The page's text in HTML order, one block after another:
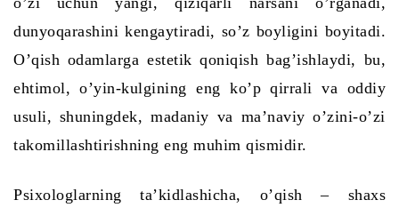
dunyoqarashini kengaytiradi, so’z boyligini boyitadi.
O’qish odamlarga estetik qoniqish bag’ishlaydi, bu,
ehtimol, o’yin-kulgining eng ko’p qirrali va oddiy
usuli, shuningdek, madaniy va ma’naviy o’zini-o’zi
takomillashtirishning eng muhim qismidir.
Psixologlarning ta’kidlashicha, o’qish– shaxs